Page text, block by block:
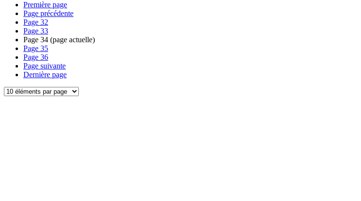
Première page
Page précédente
Page 32
Page 33
Page 34 (page actuelle)
Page 35
Page 36
Page suivante
Dernière page